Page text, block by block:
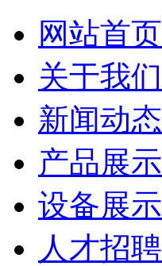
网站首页
关于我们
新闻动态
产品展示
设备展示
人才招聘